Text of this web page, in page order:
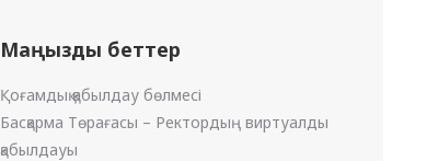
Маңызды беттер
Қоғамдық қабылдау бөлмесі
Басқарма Төрағасы – Ректордың виртуалды
қабылдауы